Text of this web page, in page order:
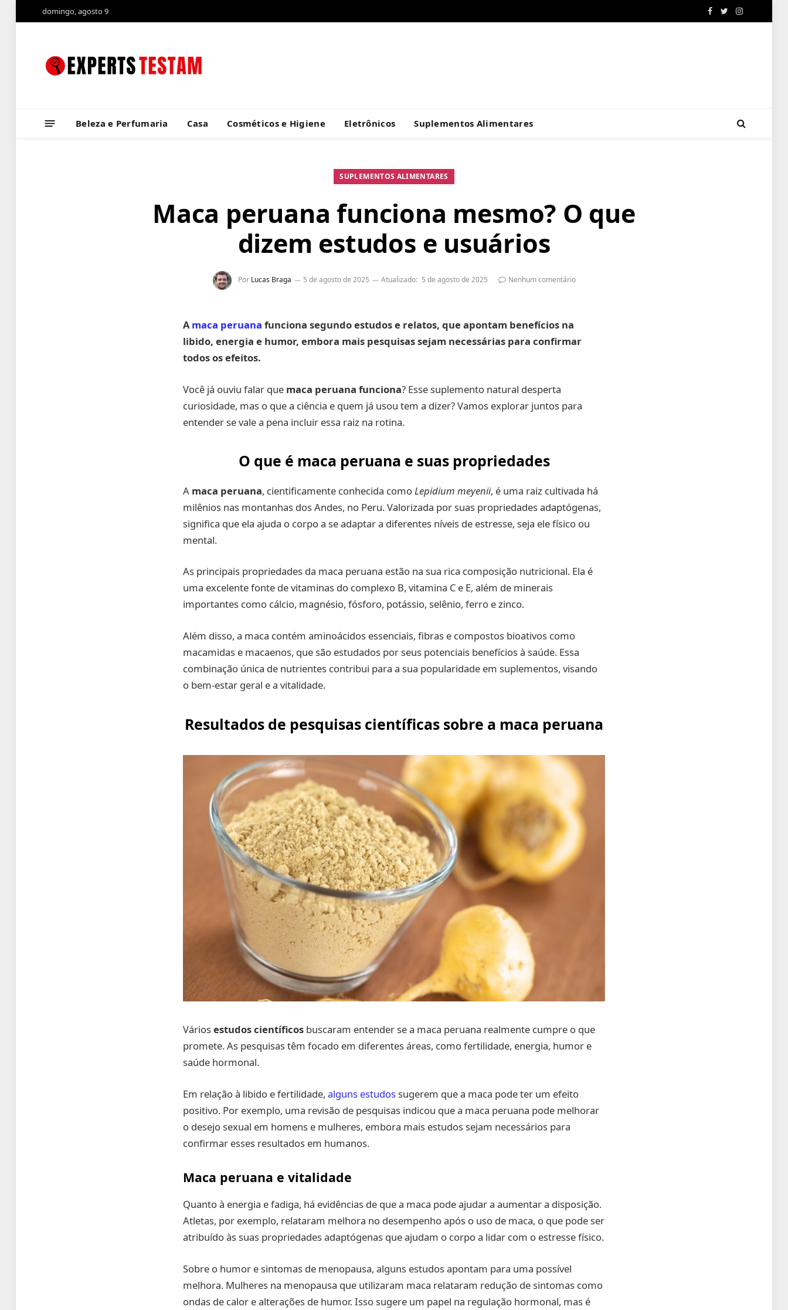
domingo, agosto 9 Facebook
TwitterInstagram
Beleza e Perfumaria Casa Cosméticos e Higiene Eletrônicos Suplementos Alimentares
SUPLEMENTOS ALIMENTARES
Maca peruana funciona mesmo? O que
dizem estudos e usuários
Por Lucas Braga 5 de agosto de 2025 Atualizado: 5 de agosto de 2025 Nenhum comentário
Amaca peruana funciona segundo estudos e relatos, que apontam benefícios na
libido, energia e humor, embora mais pesquisas sejam necessárias para confirmar
todos os efeitos.
Você já ouviu falar que maca peruana funciona? Esse suplemento natural desperta
curiosidade, mas o que a ciência e quem já usou tem a dizer? Vamos explorar juntos para
entender se vale a pena incluir essa raiz na rotina.
O que é maca peruana e suas propriedades
A maca peruana, cientificamente conhecida comoLepidium meyenii, é uma raiz cultivada há
milênios nas montanhas dos Andes, no Peru. Valorizada por suas propriedades adaptógenas,
significa que ela ajuda o corpo a se adaptar a diferentes níveis de estresse, seja ele físico ou
mental.
As principais propriedades da maca peruana estão na sua rica composição nutricional. Ela é
uma excelente fonte de vitaminas do complexo B, vitamina C e E, além de minerais
importantes como cálcio, magnésio, fósforo, potássio, selênio, ferro e zinco.
Além disso, a maca contém aminoácidos essenciais, fibras e compostos bioativos como
macamidas e macaenos, que são estudados por seus potenciais benefícios à saúde. Essa
combinação única de nutrientes contribui para a sua popularidade em suplementos, visando
o bem-estar geral e a vitalidade.
Resultados de pesquisas científicas sobre a maca peruana
Váriosestudos científicos buscaram entender se a maca peruana realmente cumpre o que
promete. As pesquisas têm focado em diferentes áreas, como fertilidade, energia, humor e
saúde hormonal.
Em relação à libido e fertilidade, alguns estudossugerem que a maca pode ter um efeito
positivo. Por exemplo, uma revisão de pesquisas indicou que a maca peruana pode melhorar
o desejo sexual em homens e mulheres, embora mais estudos sejam necessários para
confirmar esses resultados em humanos.
Maca peruana e vitalidade
Quanto à energia e fadiga, há evidências de que a maca pode ajudar a aumentar a disposição.
Atletas, por exemplo, relataram melhora no desempenho após o uso de maca, o que pode ser
atribuído às suas propriedades adaptógenas que ajudam o corpo a lidar com o estresse físico.
Sobre o humor e sintomas de menopausa, alguns estudos apontam para uma possível
melhora. Mulheres na menopausa que utilizaram maca relataram redução de sintomas como
ondas de calor e alterações de humor. Isso sugere um papel na regulação hormonal, mas é